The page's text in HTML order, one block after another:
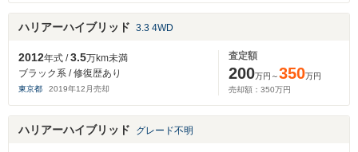
ハリアーハイブリッド 3.3 4WD
2012年式 /3.5万km未満
ブラック系 / 修復歴あり
東京都 2019年12 月売却
査定額
200万円～350万円
売却額： 350万円
ハリアーハイブリッド グレード不明